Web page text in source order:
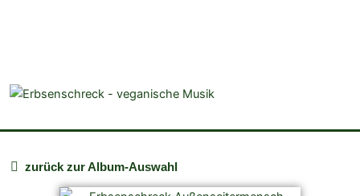
zurück zur Album-Auswahl